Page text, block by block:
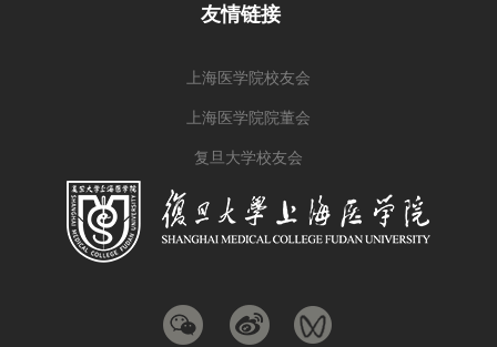
友情链接
上海医学院校友会
上海医学院院董会
复旦大学校友会